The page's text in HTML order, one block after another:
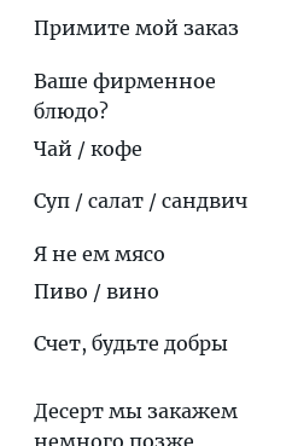
Примите мой заказ
Ваше фирменное
блюдо?
Чай / кофе
Суп / cалат / сандвич
Я не ем мясо
Пиво / вино
Счет, будьте добры
Десерт мы закажем
немного позже